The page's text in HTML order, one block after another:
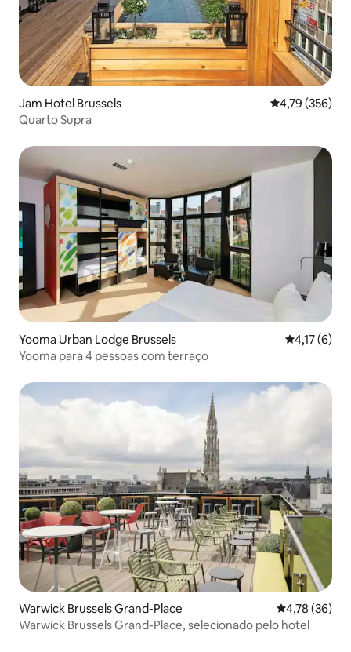
Jam Hotel Brussels 4,79 de uma
4,79 (356)
Quarto Supra
Yooma Urban Lodge Brussels 4,17 de
4,17 (6)
Yooma para 4 pessoas com terraço
Warwick Brussels Grand-Place 4,78 de uma
4,78 (36)
Warwick Brussels Grand-Place, selecionado pelo hotel